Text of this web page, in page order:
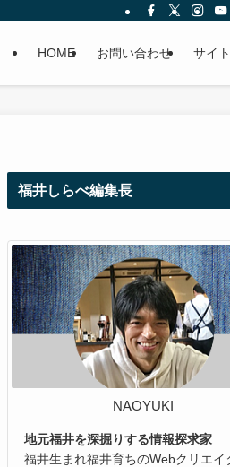
HOME お問い合わせ サイ
福井しらべ編集長
NAOYUKI
地元福井を深掘りする情報探求家
福井生まれ福井育ちのWebクリエイ